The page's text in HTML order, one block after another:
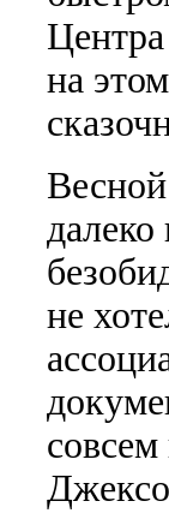
на
не